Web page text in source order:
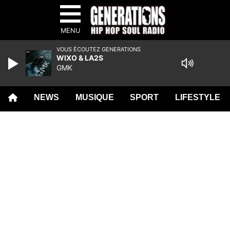
MENU
NEWS MUSIQUE SPORT LIFESTYLE
VOUS ÉCOUTEZ GENERATIONS
WIXO & LA2S
GMK